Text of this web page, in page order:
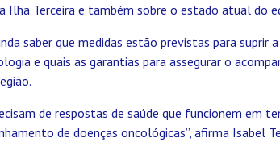
Ilha Terceira e também sobre o estado atual do
saber que medidas estão previstas para suprir
e quais as garantias para assegurar o
de respostas de saúde que funcionem em
de doenças oncológicas”, afirma Isabel